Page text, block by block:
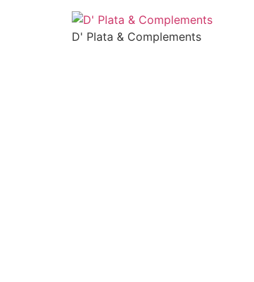
D' Plata & Complements